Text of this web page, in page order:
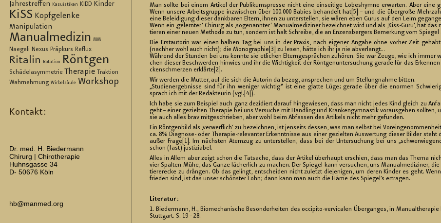
Jahrestreffen Kasuistiken KIDD Kinder
KiSS Kopfgelenke
Manipulation
Manualmedizin MM
Naegeli Nexus Präpkurs Reflux
Ritalin Rotation Röntgen
Schädelasymmetrie Therapie Traktion
Wahrnehmung Wirbelsäule Workshop
Kontakt:
Dr. med. H. Biedermann
Chirurg | Chirotherapie
Huhnsgasse 34
D- 50676 Köln
hb@manmed.org
Man soll­te bei einem Ar­ti­kel der Pu­bli­kums­pres­se nicht eine ein­sei­ti­ge Lo­bes­hym­ne er­war­ten. Aber eine
Wenn un­se­re Ar­beits­grup­pe in­zwi­schen über 100.000 Ba­bies be­han­delt hat[5] – und die über­gro­ße
eine Be­lei­di­gung die­ser dank­ba­ren El­tern, ihnen zu un­ter­stel­len, sie wären eben Gurus auf den Leim
Wenn ein ‚ge­lern­ter‘ Chir­urg als ‚so­ge­nann­ter‘ Ma­nu­al­me­di­zi­ner be­zeich­net wird und als ‚Kiss-Gu­ru‘, hat
tie­ren einer neuen Me­tho­de zu tun, son­dern ist halt Schrei­be, die an En­zens­ber­gers Be­mer­kung vom Spie­gel
Die Er­st­au­to­rin war einen hal­ben Tag bei uns in der Pra­xis, nach ei­ge­ner An­ga­be ohne vor­her Zeit ge­habt
(nach­her wohl auch nicht); die Mo­no­gra­phie[3] zu lesen, hätte ich ihr ja nie ab­ver­langt…
Wäh­rend der Stun­den bei uns konn­te sie et­li­chen El­tern­ge­sprä­chen zu­hö­ren. Sie war Zeuge, wie ich
chen die­ser Be­schwer­den hin­wies und ihr die Wich­tig­keit der Rönt­gen­un­ter­su­chung ge­ra­de für das
cken­schmer­zen er­klär­te[2].
Wir wer­den die Mut­ter, auf die sich die Au­to­rin da bezog, an­spre­chen und um Stel­lung­nah­me bit­ten.
„Stu­di­en­er­geb­nis­se sind für ihn we­ni­ger wich­tig“ ist eine glat­te Lüge; ge­ra­de über die enor­men
sprach ich mit der Re­dak­teu­rin (vgl.[4]).
Ich habe sie zum Bei­spiel auch ganz de­zi­diert dar­auf hin­ge­wie­sen, dass man nicht jedes Kind gleich zu
geht – einer ge­ziel­ten The­ra­pie bei uns Ver­su­che mit Hand­ling und Kran­ken­gym­nas­tik vor­aus­ge­hen soll­ten,
sie auch alles brav mit­ge­schrie­ben, aber wohl beim Ab­fas­sen des Ar­ti­kels nicht mehr ge­fun­den.
Ein Rönt­gen­bild als ‚ver­werf­lich‘ zu be­zeich­nen, ist jen­seits des­sen, was man selbst bei
ca. 8% Dia­gno­se- oder The­ra­pie-re­le­van­ter Er­kennt­nis­se aus einer ge­ziel­ten Aus­wer­tung die­ser Bil­der
außer Frage[1]. Im nächs­ten Atem­zug zu un­ter­stel­len, dass bei der Un­ter­su­chung bei uns
schon (fast) jus­ti­zia­bel.
Alles in Allem aber zeigt schon die Tat­sa­che, dass der Ar­ti­kel über­haupt er­schien, dass man das Thema
vier Spal­ten Mühe, das Ganze lä­cher­lich zu ma­chen. Der Spie­gel kann ver­su­chen, uns Ma­nu­al­me­di­zi­ner,
tie­re­r­ecke zu drän­gen. Ob das ge­lingt, ent­schei­den nicht zu­letzt die­je­ni­gen, um deren Kin­der es geht.
frie­den sind, ist das unser schöns­ter Lohn; dann kann man auch die Häme des Spie­gel’s er­tra­gen.
Li­te­ra­tur:
1. Bie­der­mann, H., Bio­me­cha­ni­sche Be­son­der­hei­ten des oc­ci­pi­to-ver­vica­len Über­gan­ges, in Ma­nu­althe­ra­pie
Stutt­gart. S. 19 – 28.